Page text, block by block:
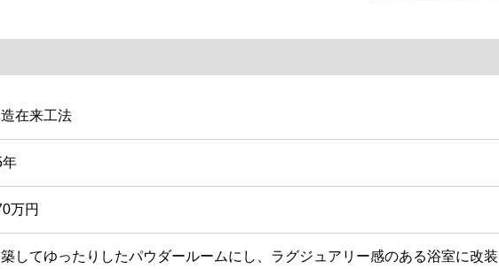
在来工法
年
万円
してゆったりしたパウダールームにし、ラグジュアリー感のある浴室に改装